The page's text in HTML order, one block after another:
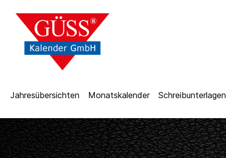
Jahresübersichten Monatskalender Schreibunterlagen